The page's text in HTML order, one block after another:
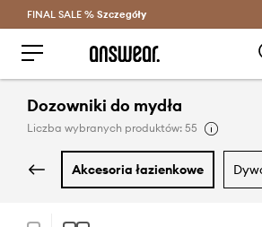
Oszczędzaj z Answear Club >
FINAL SALE % Szczegóły
Dozowniki do mydła
Liczba wybranych produktów: 55
akcesoria łazienkowe